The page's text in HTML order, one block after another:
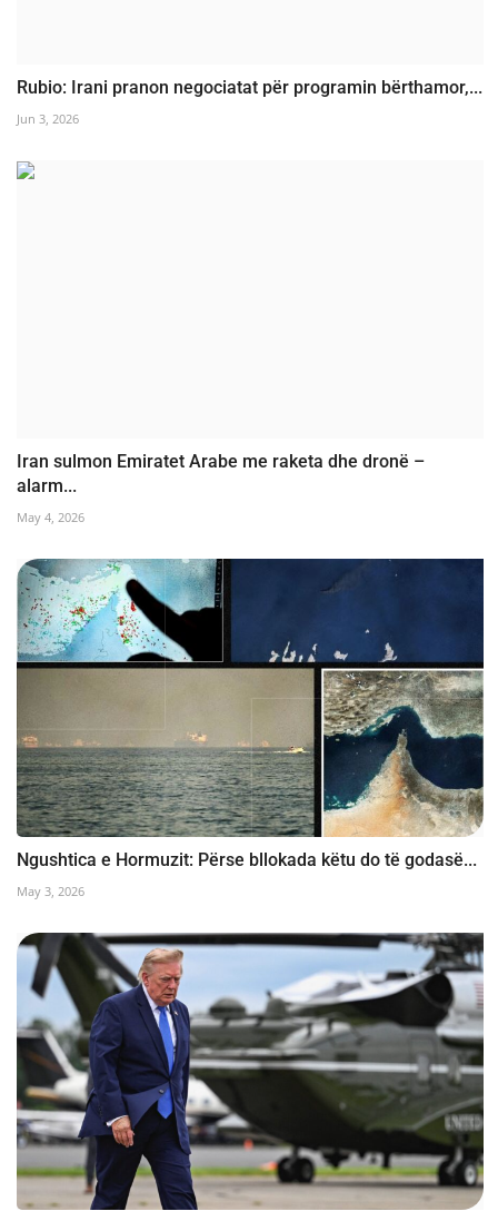
Rubio: Irani pranon negociatat për programin bërthamor,...
Jun 3, 2026
Iran sulmon Emiratet Arabe me raketa dhe dronë –
alarm...
May 4, 2026
Ngushtica e Hormuzit: Përse bllokada këtu do të godasë...
May 3, 2026